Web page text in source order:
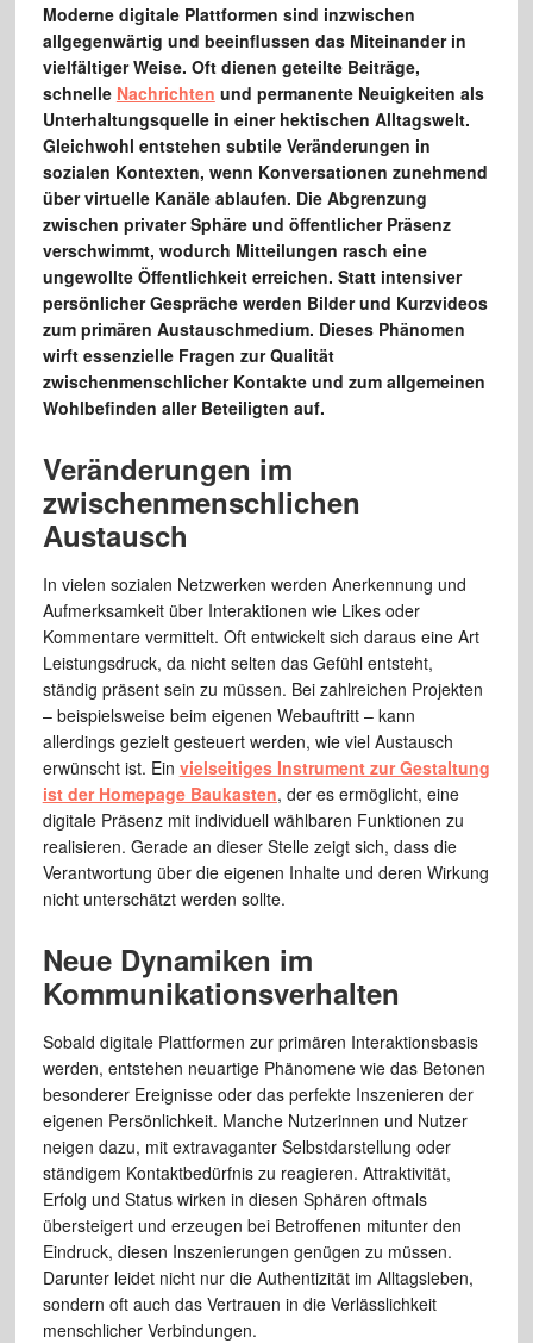
Moderne digitale Plattformen sind inzwischen
allgegenwärtig und beeinflussen das Miteinander in
vielfältiger Weise. Oft dienen geteilte Beiträge,
schnelle Nachrichten und permanente Neuigkeiten als
Unterhaltungsquelle in einer hektischen Alltagswelt.
Gleichwohl entstehen subtile Veränderungen in
sozialen Kontexten, wenn Konversationen zunehmend
über virtuelle Kanäle ablaufen. Die Abgrenzung
zwischen privater Sphäre und öffentlicher Präsenz
verschwimmt, wodurch Mitteilungen rasch eine
ungewollte Öffentlichkeit erreichen. Statt intensiver
persönlicher Gespräche werden Bilder und Kurzvideos
zum primären Austauschmedium. Dieses Phänomen
wirft essenzielle Fragen zur Qualität
zwischenmenschlicher Kontakte und zum allgemeinen
Wohlbefinden aller Beteiligten auf.
Veränderungen im
zwischenmenschlichen
Austausch
In vielen sozialen Netzwerken werden Anerkennung und
Aufmerksamkeit über Interaktionen wie Likes oder
Kommentare vermittelt. Oft entwickelt sich daraus eine Art
Leistungsdruck, da nicht selten das Gefühl entsteht,
ständig präsent sein zu müssen. Bei zahlreichen Projekten
– beispielsweise beim eigenen Webauftritt – kann
allerdings gezielt gesteuert werden, wie viel Austausch
erwünscht ist. Ein vielseitiges Instrument zur Gestaltung
ist der Homepage Baukasten, der es ermöglicht, eine
digitale Präsenz mit individuell wählbaren Funktionen zu
realisieren. Gerade an dieser Stelle zeigt sich, dass die
Verantwortung über die eigenen Inhalte und deren Wirkung
nicht unterschätzt werden sollte.
Neue Dynamiken im
Kommunikationsverhalten
Sobald digitale Plattformen zur primären Interaktionsbasis
werden, entstehen neuartige Phänomene wie das Betonen
besonderer Ereignisse oder das perfekte Inszenieren der
eigenen Persönlichkeit. Manche Nutzerinnen und Nutzer
neigen dazu, mit extravaganter Selbstdarstellung oder
ständigem Kontaktbedürfnis zu reagieren. Attraktivität,
Erfolg und Status wirken in diesen Sphären oftmals
übersteigert und erzeugen bei Betroffenen mitunter den
Eindruck, diesen Inszenierungen genügen zu müssen.
Darunter leidet nicht nur die Authentizität im Alltagsleben,
sondern oft auch das Vertrauen in die Verlässlichkeit
menschlicher Verbindungen.